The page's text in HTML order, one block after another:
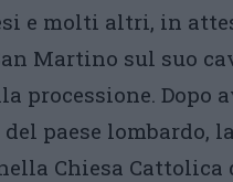
e molti altri, in
Martino sul suo
processione. Dopo
paese lombardo,
Chiesa Cattolica